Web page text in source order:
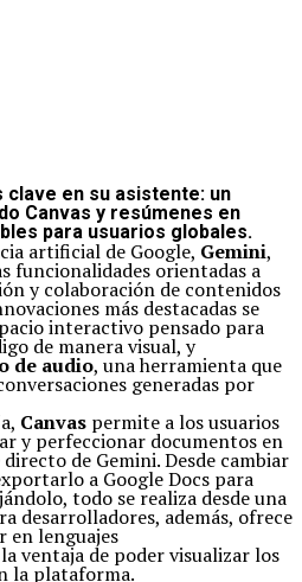
en su asistente: un
Canvas y resúmenes en
para usuarios globales.
artificial de Google, Gemini,
funcionalidades orientadas a
y colaboración de contenidos
más destacadas se
interactivo pensado para
de manera visual, y
de audio, una herramienta que
generadas por
Canvas permite a los usuarios
y perfeccionar documentos en
de Gemini. Desde cambiar
a Google Docs para
todo se realiza desde una
desarrolladores, además, ofrece
en lenguajes
ventaja de poder visualizar los
la plataforma.